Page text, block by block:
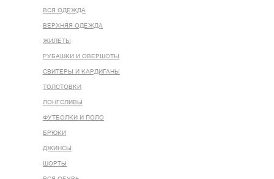
ВСЯ ОДЕЖДА
ВЕРХНЯЯ ОДЕЖДА
ЖИЛЕТЫ
РУБАШКИ И ОВЕРШОТЫ
СВИТЕРЫ И КАРДИГАНЫ
ТОЛСТОВКИ
ЛОНГСЛИВЫ
ФУТБОЛКИ И ПОЛО
БРЮКИ
ДЖИНСЫ
ШОРТЫ